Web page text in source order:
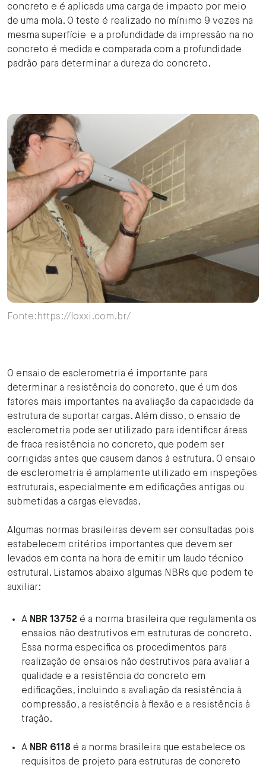
concreto e é aplicada uma carga de impacto por meio
de uma mola. O teste é realizado no mínimo 9 vezes na
mesma superfície e a profundidade da impressão na no
concreto é medida e comparada com a profundidade
padrão para determinar a dureza do concreto.
Fonte:https://loxxi.com.br/
O ensaio de esclerometria é importante para
determinar a resistência do concreto, que é um dos
fatores mais importantes na avaliação da capacidade da
estrutura de suportar cargas. Além disso, o ensaio de
esclerometria pode ser utilizado para identificar áreas
de fraca resistência no concreto, que podem ser
corrigidas antes que causem danos à estrutura. O ensaio
de esclerometria é amplamente utilizado em inspeções
estruturais, especialmente em edificações antigas ou
submetidas a cargas elevadas.
Algumas normas brasileiras devem ser consultadas pois
estabelecem critérios importantes que devem ser
levados em conta na hora de emitir um laudo técnico
estrutural. Listamos abaixo algumas NBRs que podem te
auxiliar:
A NBR 13752 é a norma brasileira que regulamenta os
ensaios não destrutivos em estruturas de concreto.
Essa norma especifica os procedimentos para
realização de ensaios não destrutivos para avaliar a
qualidade e a resistência do concreto em
edificações, incluindo a avaliação da resistência à
compressão, a resistência à flexão e a resistência à
tração.
A NBR 6118 é a norma brasileira que estabelece os
requisitos de projeto para estruturas de concreto